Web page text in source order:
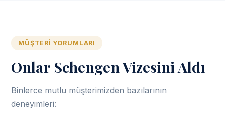
MÜŞTERI YORUMLARI
Onlar Schengen Vizesini Aldı
Binlerce mutlu müşterimizden bazılarının
deneyimleri: